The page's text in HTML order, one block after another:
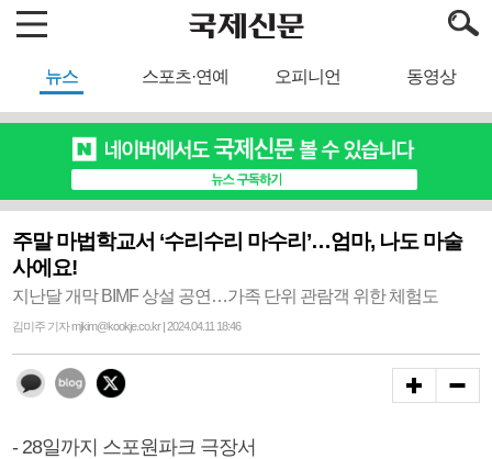
뉴스 스포츠·연예 오피니언 동영상
주말 마법학교서 ‘수리수리 마수리’…엄마, 나도 마술
사에요!
지난달 개막 BIMF 상설 공연…가족 단위 관람객 위한 체험도
김미주 기자 mjkim@kookje.co.kr | 2024.04.11 18:46
- 28일까지 스포원파크 극장서